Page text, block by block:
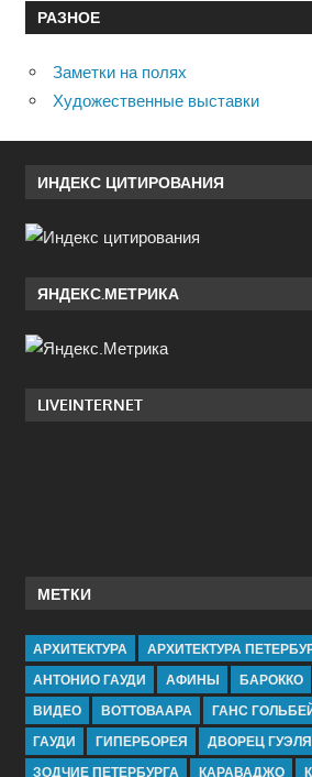
РАЗНОЕ
Заметки на полях
Художественные выставки
ИНДЕКС ЦИТИРОВАНИЯ
ЯНДЕКС.МЕТРИКА
LIVEINTERNET
МЕТКИ
АРХИТЕКТУРА
АРХИТЕКТУРА
АНТОНИО ГАУДИ
АФИНЫ БАРОККО
ВИДЕО
ВОТТОВААРА
ГАНС
ГАУДИ
ГИПЕРБОРЕЯ ДВОРЕЦ ГУЭЛЯ
ЗОДЧИЕ ПЕТЕРБУРГА
КАРАВАДЖО